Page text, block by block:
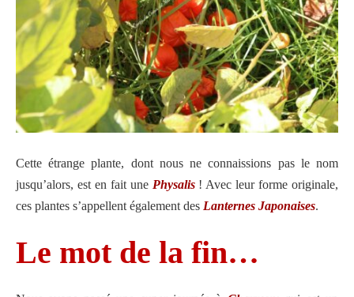
Cette étrange plante, dont nous ne connaissions pas le nom
jusqu’alors, est en fait une Physalis! Avec leur forme originale,
ces plantes s’appellent également des Lanternes Japonaises.
Le mot de la fin…